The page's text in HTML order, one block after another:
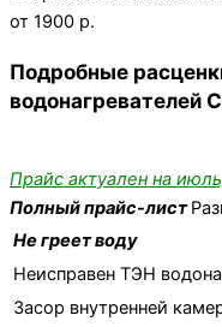
от 1900 р.
Подробные
водонагревателей
Прайс актуален на
Полный прайс-лист
Не греет воду
Неисправен ТЭН
Засор внутренней